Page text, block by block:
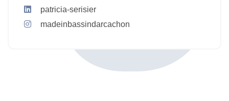
patricia-serisier
madeinbassindarcachon